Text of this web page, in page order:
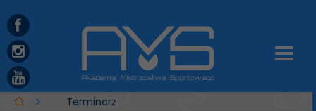
Terminarz